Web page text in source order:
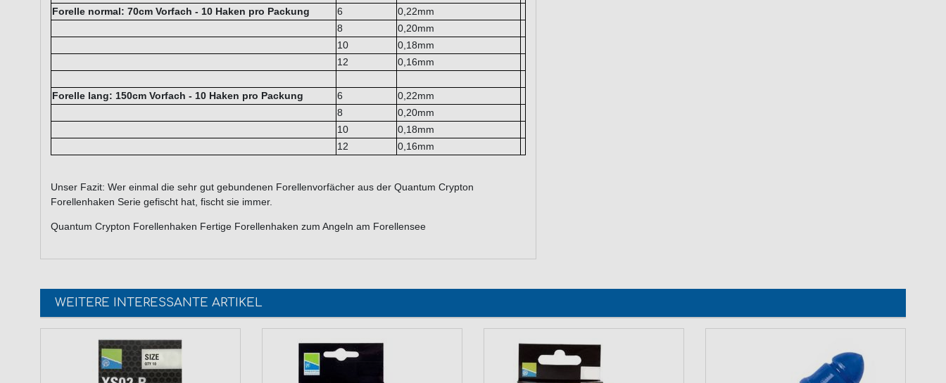
Forelle normal: 70cm Vorfach - 10 Haken pro Packung 6
0,22mm
8
0,20mm
10
0,18mm
12
0,16mm
Forelle lang: 150cm Vorfach - 10 Haken pro Packung 6
0,22mm
8
0,20mm
10
0,18mm
12
0,16mm
Unser Fazit: Wer einmal die sehr gut gebundenen Forellenvorfächer aus der Quantum Crypton
Forellenhaken Serie gefischt hat, fischt sie immer.
Quantum Crypton Forellenhaken Fertige Forellenhaken zum Angeln am Forellensee
WEITERE INTERESSANTE ARTIKEL